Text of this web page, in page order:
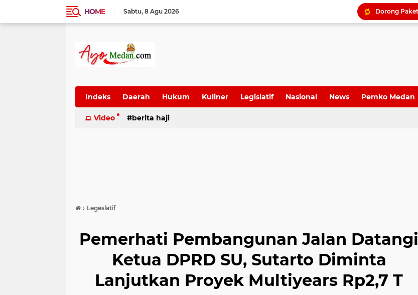
HOME Sabtu 8 Agu 2026
Indeks Daerah Hukum Kuliner Legislatif Nasional News Pemko Medan
SUmatera Utara Wisata
Video berita haji
› Legeslatif
Pemerhati Pembangunan Jalan Datangi
Ketua DPRD SU, Sutarto Diminta
Lanjutkan Proyek Multiyears Rp2,7 T